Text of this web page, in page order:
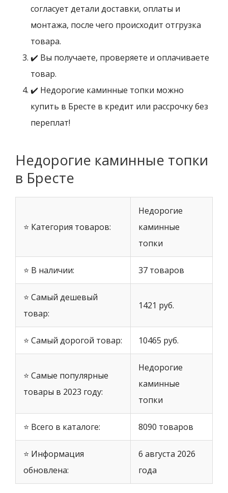
согласует детали доставки, оплаты и
монтажа, после чего происходит отгрузка
товара.
✔️ Вы получаете, проверяете и оплачиваете
товар.
✔️ Недорогие каминные топки можно
купить в Бресте в кредит или рассрочку без
переплат!
Недорогие каминные топки
в Бресте
⭐ Категория товаров:
Недорогие
каминные
топки
⭐ В наличии: 37 товаров
⭐ Самый дешевый
товар:
1421 руб.
⭐ Самый дорогой товар: 10465 руб.
⭐ Самые популярные
товары в 2023 году:
Недорогие
каминные
топки
⭐ Всего в каталоге: 8090 товаров
⭐ Информация
обновлена:
6 августа 2026
года